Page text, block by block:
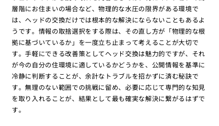
層階にお住まいの場合など、物理的な水圧の限界がある環境で
は、ヘッドの交換だけでは根本的な解決にならないこともあるよ
うです。情報の取捨選択をする際は、その直し方が「物理的な根
拠に基づいているか」を一度立ち止まって考えることが大切で
す。手軽にできる改善策としてヘッド交換は魅力的ですが、それ
が今の自分の住環境に適しているかどうかを、公開情報を基準に
冷静に判断することが、余計なトラブルを招かずに済む秘訣で
す。無理のない範囲での挑戦に留め、必要に応じて専門的な知見
を取り入れることが、結果として最も確実な解決に繋がるはずで
す。